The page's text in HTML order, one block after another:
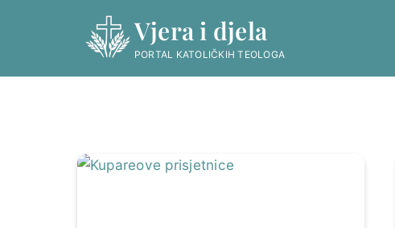
Vjera i djela
PORTAL KATOLIČKIH TEOLOGA